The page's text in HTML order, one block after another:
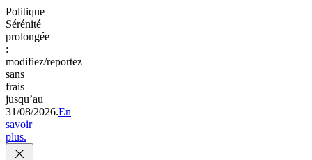
Politique
Sérénité
prolongée
:
modifiez/reportez
sans
frais
jusqu’au
31/08/2026.En
savoir
plus.